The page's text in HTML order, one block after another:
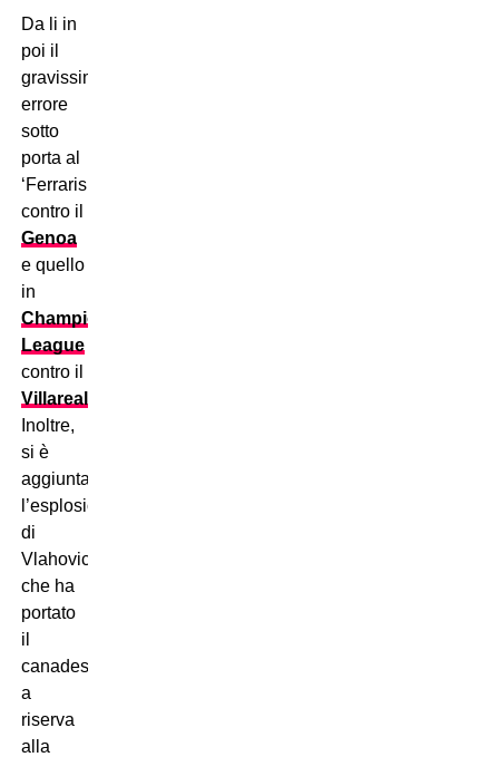
Da li in
poi il
gravissimo
errore
sotto
porta al
‘Ferraris’
contro il
Genoa
e quello
in
Champions
League
contro il
Villareal
Inoltre,
si è
aggiunta
l’esplosione
di
Vlahovic
che ha
portato
il
canadese
a
riserva
alla